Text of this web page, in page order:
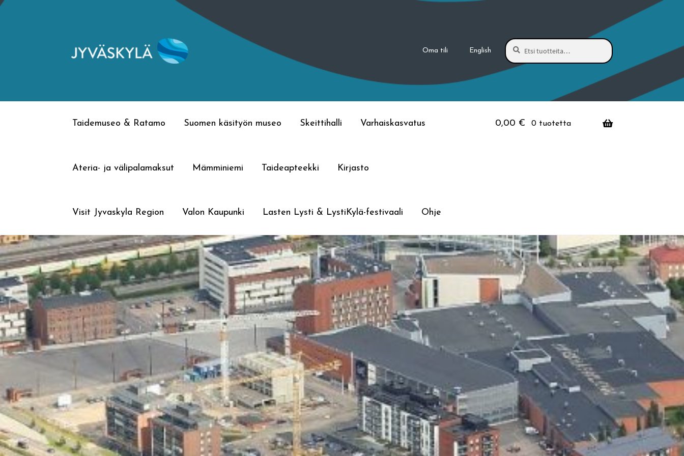
Siirry
Siirry
Oma tili English
Etsi:
Haku
Taidemuseo & Ratamo Suomen käsityön museo Skeittihalli Varhaiskasvatus
Ateria- ja välipalamaksut Mämminiemi Taideapteekki Kirjasto
Visit Jyvaskyla Region Valon Kaupunki Lasten Lysti & LystiKylä-festivaali Ohje
0,00 € 0 tuotetta